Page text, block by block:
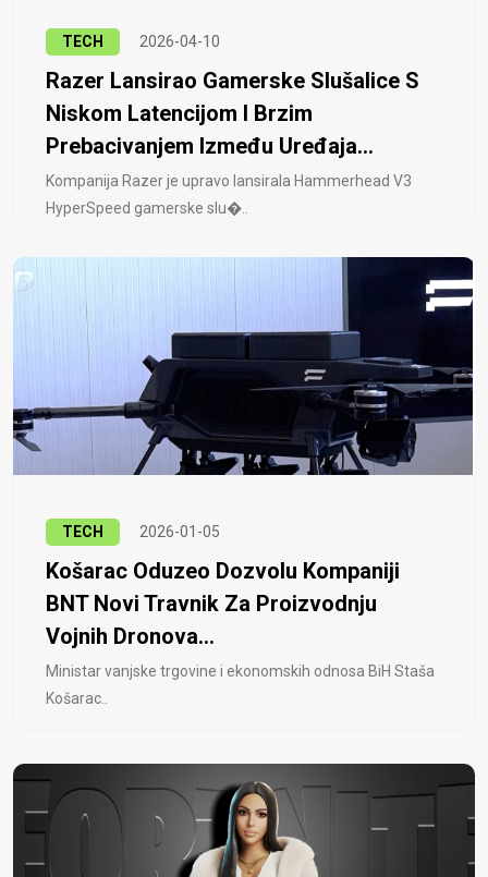
TECH 2026-04-10
Razer Lansirao Gamerske Slušalice S
Niskom Latencijom I Brzim
Prebacivanjem Između Uređaja...
Kompanija Razer je upravo lansirala Hammerhead V3
HyperSpeed ​​gamerske slu�..
TECH 2026-01-05
Košarac Oduzeo Dozvolu Kompaniji
BNT Novi Travnik Za Proizvodnju
Vojnih Dronova...
Ministar vanjske trgovine i ekonomskih odnosa BiH Staša
Košarac..